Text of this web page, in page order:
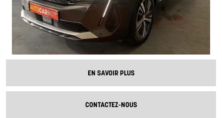
EN SAVOIR PLUS
CONTACTEZ-NOUS